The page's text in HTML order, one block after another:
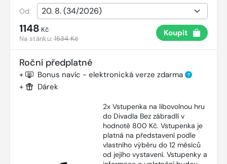
Od:
1148 Kč
Na stánku:1534 Kč
Koupit
Roční předplatné
+ Bonus navíc - elektronická verze zdarma ?
+ Dárek
2x Vstupenka na libovolnou hru
do Divadla Bez zábradlí v
hodnotě 800 Kč. Vstupenka je
platná na představení podle
vlastního výběru do 12 měsíců
od jejího vystavení. Vstupenky a